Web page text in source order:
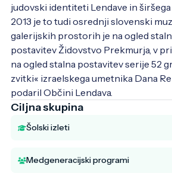
judovski identiteti Lendave in
2013 je to tudi osrednji slovenski
galerijskih prostorih je na ogled
postavitev Židovstvo Prekmurja, v
na ogled stalna postavitev serije 52
zvitki« izraelskega umetnika Dana
podaril Občini Lendava.
Ciljna skupina
Šolski izleti
Medgeneracijski programi